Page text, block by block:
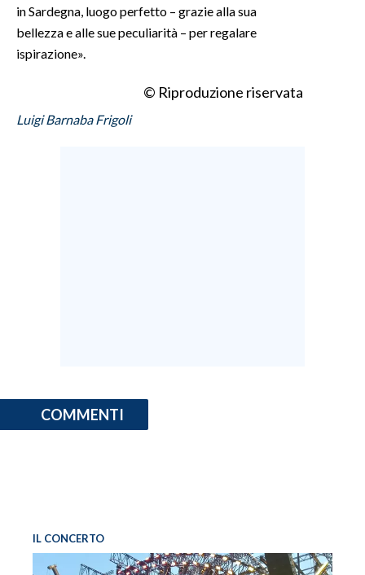
in Sardegna, luogo perfetto – grazie alla sua
bellezza e alle sue peculiarità – per regalare
ispirazione».
© Riproduzione riservata
Luigi Barnaba Frigoli
COMMENTI
IL CONCERTO